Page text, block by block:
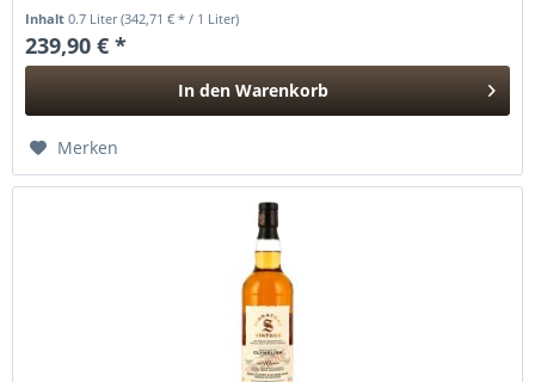
Inhalt0.7 Liter(342,71 € * / 1 Liter)
239,90 € *
In den Warenkorb
Merken